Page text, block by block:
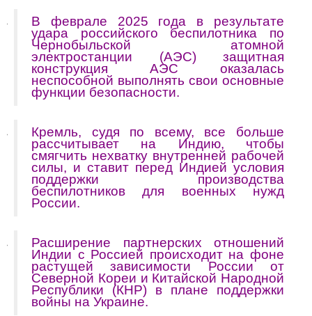
В феврале 2025 года в результате
удара российского беспилотника по
Чернобыльской атомной
электростанции (АЭС) защитная
конструкция АЭС оказалась
неспособной выполнять свои основные
функции безопасности.
Кремль, судя по всему, все больше
рассчитывает на Индию, чтобы
смягчить нехватку внутренней рабочей
силы, и ставит перед Индией условия
поддержки производства
беспилотников для военных нужд
России.
Расширение партнерских отношений
Индии с Россией происходит на фоне
растущей зависимости России от
Северной Кореи и Китайской Народной
Республики (КНР) в плане поддержки
войны на Украине.